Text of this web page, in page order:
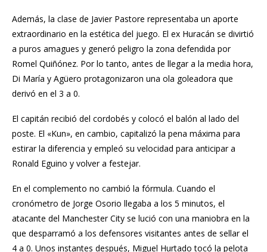
Además, la clase de Javier Pastore representaba un aporte
extraordinario en la estética del juego. El ex Huracán se divirtió
a puros amagues y generó peligro la zona defendida por
Romel Quiñónez. Por lo tanto, antes de llegar a la media hora,
Di María y Agüero protagonizaron una ola goleadora que
derivó en el 3 a 0.
El capitán recibió del cordobés y colocó el balón al lado del
poste. El «Kun», en cambio, capitalizó la pena máxima para
estirar la diferencia y empleó su velocidad para anticipar a
Ronald Eguino y volver a festejar.
En el complemento no cambió la fórmula. Cuando el
cronómetro de Jorge Osorio llegaba a los 5 minutos, el
atacante del Manchester City se lució con una maniobra en la
que desparramó a los defensores visitantes antes de sellar el
4 a 0. Unos instantes después, Miguel Hurtado tocó la pelota